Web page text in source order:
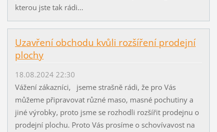
kterou jste tak rádi...
Uzavření obchodu kvůli rozšíření prodejní
plochy
18.08.2024 22:30
Vážení zákazníci, jseme strašně rádi, že pro Vás
můžeme připravovat různé maso, masné pochutiny a
jiné výrobky, proto jsme se rozhodli rozšířit prodejnu o
prodejní plochu. Proto Vás prosíme o schovívavost na